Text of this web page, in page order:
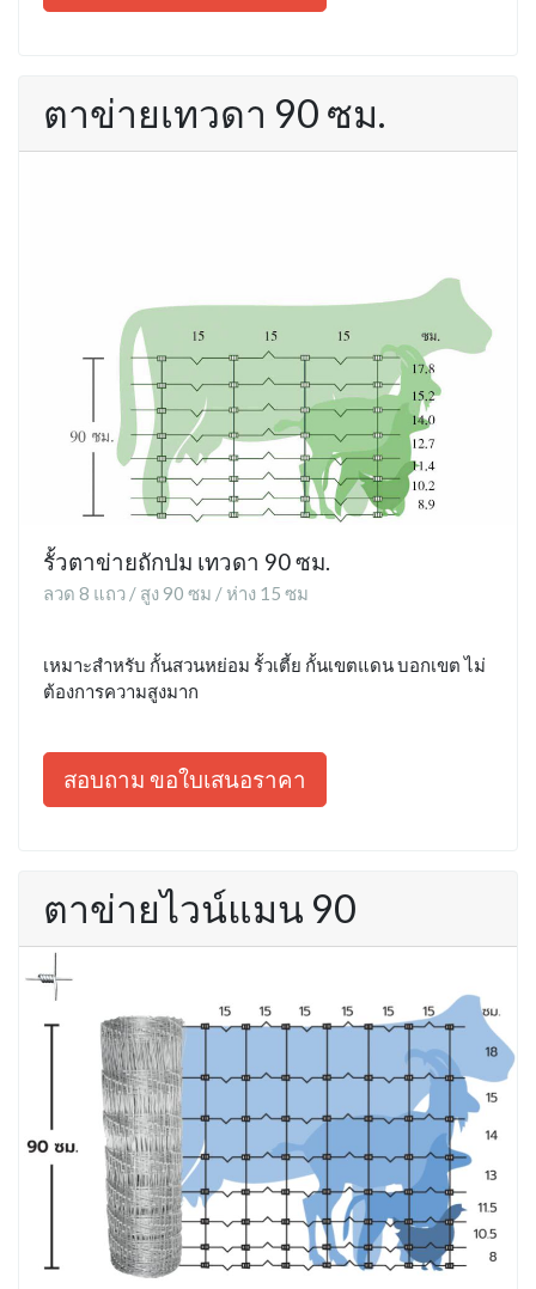
ตาข่ายเทวดา 90 ซม.
รั้วตาข่ายถักปม เทวดา 90 ซม.
ลวด 8 แถว / สูง 90 ซม / ห่าง 15 ซม
เหมาะสำหรับ กั้นสวนหย่อม รั้วเตี้ย กั้นเขตแดน บอกเขต ไม่
ต้องการความสูงมาก
สอบถาม ขอใบเสนอราคา
ตาข่ายไวน์แมน 90